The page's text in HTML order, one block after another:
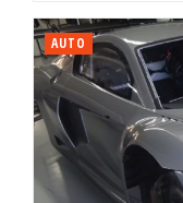
AUTO